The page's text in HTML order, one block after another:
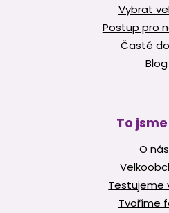
Vybrat
Postup pro
Časté
Blog
To
O nás
Testujeme
Tvoříme